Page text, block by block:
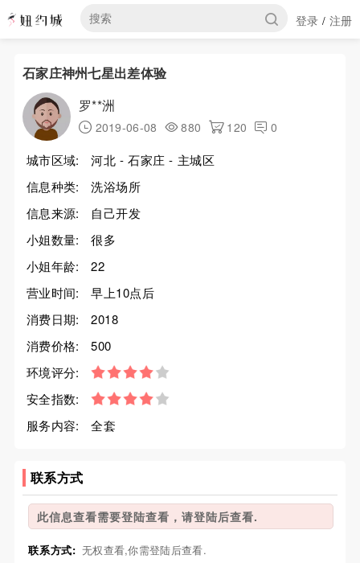
登录 / 注册
石家庄神州七星出差体验
罗**洲
2019-06-08 880 120 0
城市区域:
河北 - 石家庄 - 主城区
信息种类:
洗浴场所
信息来源:
自己开发
小姐数量:
很多
小姐年龄:
22
营业时间:
早上10点后
消费日期:
2018
消费价格:
500
环境评分:
安全指数:
服务内容:
全套
联系方式
此信息查看需要登陆查看，请登陆后查看.
联系方式: 无权查看,你需登陆后查看.